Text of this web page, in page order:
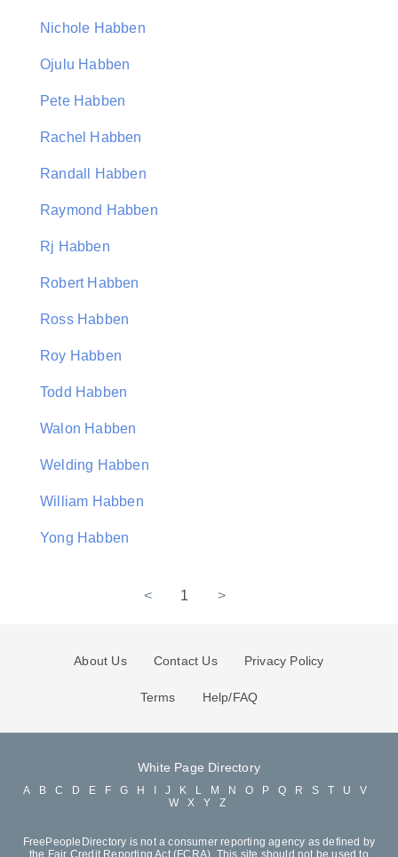
Nichole Habben
Ojulu Habben
Pete Habben
Rachel Habben
Randall Habben
Raymond Habben
Rj Habben
Robert Habben
Ross Habben
Roy Habben
Todd Habben
Walon Habben
Welding Habben
William Habben
Yong Habben
< 1 >
About Us Contact Us Privacy Policy
Terms Help/FAQ
White Page Directory
A B C D E F G H J K L M N O P Q R S T U
V
W
X Y Z
FreePeopleDirectory is not a consumer reporting agency as defined by
the Fair Credit Reporting Act (FCRA). This site should not be used to